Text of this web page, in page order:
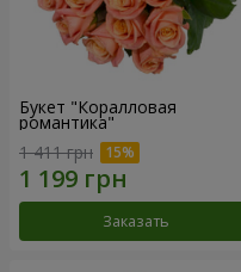
Букет "Коралловая
романтика"
1 411 грн
Заказать